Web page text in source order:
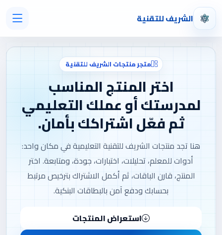
الشريف للتقنية
متجر منتجات الشريف للتقنية
اختر المنتج المناسب
لمدرستك أو عملك التعليمي
ثم فعّل اشتراكك بأمان.
هنا تجد منتجات الشريف للتقنية التعليمية في مكان واحد:
أدوات للمعلم، تحليلات، اختبارات، جودة، ومتابعة. اختر
المنتج، قارن الباقات، ثم أكمل الاشتراك بترخيص مرتبط
بحسابك ودفع آمن بالبطاقات البنكية.
استعراض المنتجات